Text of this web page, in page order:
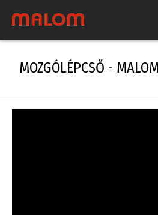
MOZGÓLÉPCSŐ -